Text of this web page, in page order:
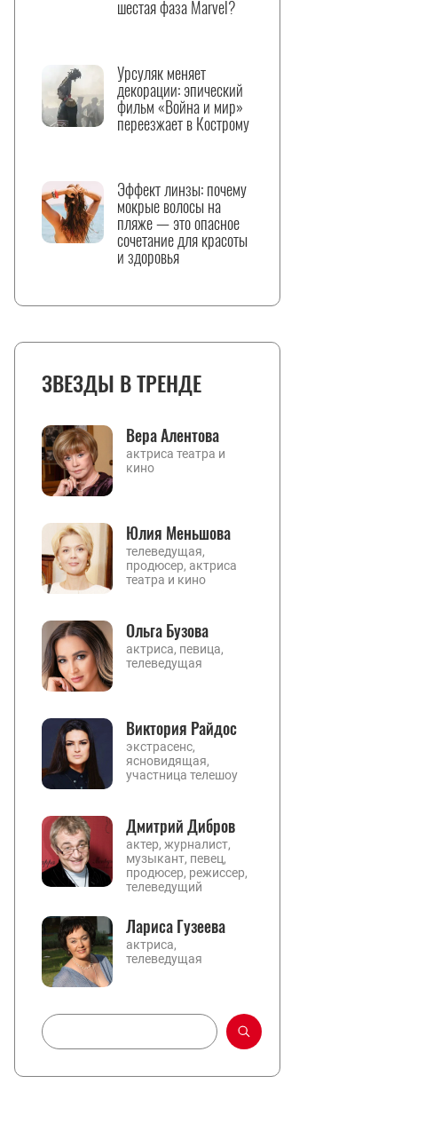
шестая фаза Marvel?
Урсуляк меняет
декорации: эпический
фильм «Война и мир»
переезжает в Кострому
Эффект линзы: почему
мокрые волосы на
пляже — это опасное
сочетание для красоты
и здоровья
ЗВЕЗДЫ В ТРЕНДЕ
Вера Алентова
актриса театра и
кино
Юлия Меньшова
телеведущая,
продюсер, актриса
театра и кино
Ольга Бузова
актриса, певица,
телеведущая
Виктория Райдос
экстрасенс,
ясновидящая,
участница телешоу
Дмитрий Дибров
актер, журналист,
музыкант, певец,
продюсер, режиссер,
телеведущий
Лариса Гузеева
актриса,
телеведущая